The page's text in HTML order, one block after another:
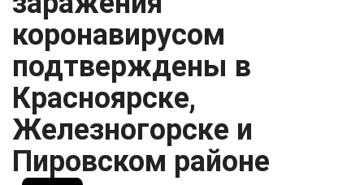
коронавирусом
подтверждены в
Красноярске,
Железногорске и
Пировском районе